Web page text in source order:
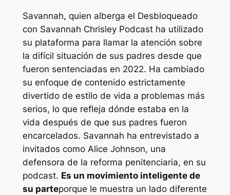
Savannah, quien alberga el Desbloqueado
con Savannah ChrisleyPodcast ha utilizado
su plataforma para llamar la atención sobre
la difícil situación de sus padres desde que
fueron sentenciadas en 2022. Ha cambiado
su enfoque de contenido estrictamente
divertido de estilo de vida a problemas más
serios, lo que refleja dónde estaba en la
vida después de que sus padres fueron
encarcelados. Savannah ha entrevistado a
invitados como Alice Johnson, una
defensora de la reforma penitenciaria, en su
podcast. Es un movimiento inteligente de
su parteporque le muestra un lado diferente